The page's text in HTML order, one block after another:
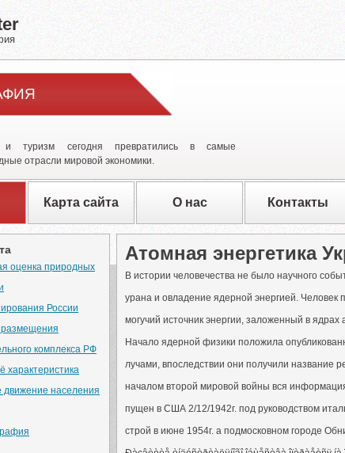
и туризм сегодня превратились в самые
отрасли мировой экономики.
Карта сайта О нас Контакты
Атомная энергетика
В истории человечества не было научного
урана и овладение ядерной энергией. Человек
могучий источник энергии, заложенный в ядрах
Начало ядерной физики положила
лучами, впоследствии они получили название
началом второй мировой войны вся
пущен в США 2/12/1942г. под руководством
строй в июне 1954г. а подмосковном городе
оценка природных
России
комплекса РФ
характеристика
движение населения